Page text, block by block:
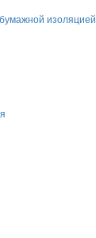
изоляцией